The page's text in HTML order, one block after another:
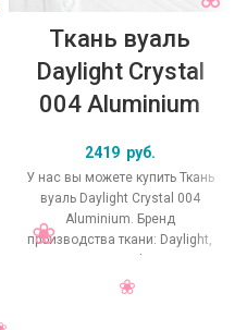
Ткань вуаль
Daylight Crystal
004 Aluminium
2419 руб.
У нас вы можете купить Ткань
вуаль Daylight Crystal 004
Aluminium. Бренд
производства ткани: Daylight,
коллекция Crystal, основной
оригинальный цвет